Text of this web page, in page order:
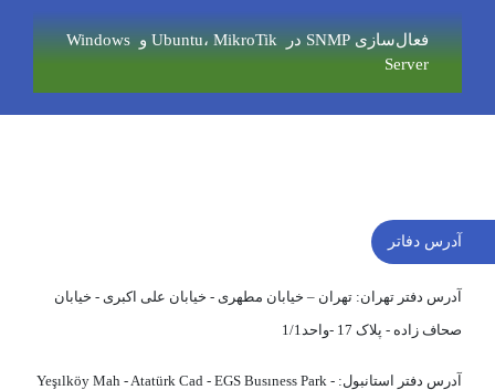
فعال‌سازی SNMP در Ubuntu، MikroTik و Windows
Server
آدرس دفاتر
آدرس دفتر تهران: تهران – خیابان مطهری - خیابان علی اکبری - خیابان
صحاف زاده - پلاک 17 -واحد1/1
آدرس دفتر استانبول: Yeşılköy Mah - Atatürk Cad - EGS Busıness Park -